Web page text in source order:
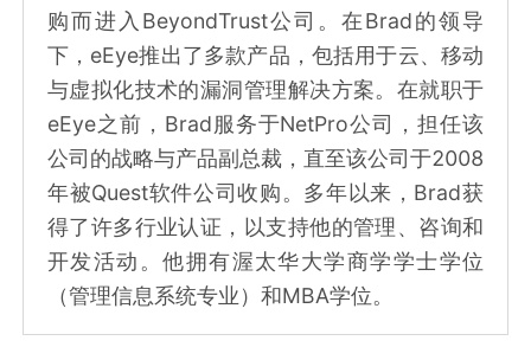
购而进入BeyondTrust公司。在Brad的领导
下，eEye推出了多款产品，包括用于云、移动
与虚拟化技术的漏洞管理解决方案。在就职于
eEye之前，Brad服务于NetPro公司，担任该
公司的战略与产品副总裁，直至该公司于2008
年被Quest软件公司收购。多年以来，Brad获
得了许多行业认证，以支持他的管理、咨询和
开发活动。他拥有渥太华大学商学学士学位
（管理信息系统专业）和MBA学位。